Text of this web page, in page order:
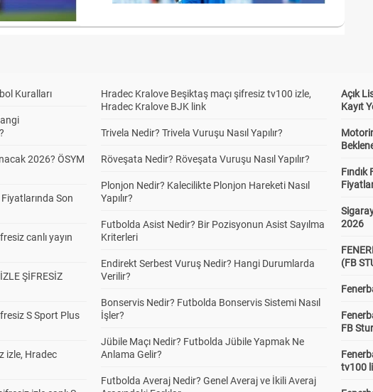
Kuralları
2026? ÖSYM
Son
canlı yayın
ŞİFRESİZ
S Sport Plus
izle, Hradec
Hradec Kralove Beşiktaş maçı şifresiz tv100 izle,
Hradec Kralove BJK link
Trivela Nedir? Trivela Vuruşu Nasıl Yapılır?
Röveşata Nedir? Röveşata Vuruşu Nasıl Yapılır?
Plonjon Nedir? Kalecilikte Plonjon Hareketi Nasıl
Yapılır?
Futbolda Asist Nedir? Bir Pozisyonun Asist Sayılma
Kriterleri
Endirekt Serbest Vuruş Nedir? Hangi Durumlarda
Verilir?
Bonservis Nedir? Futbolda Bonservis Sistemi Nasıl
İşler?
Jübile Maçı Nedir? Futbolda Jübile Yapmak Ne
Anlama Gelir?
Futbolda Averaj Nedir? Genel Averaj ve İkili Averaj
Açık
Kayıt
Fındık
2026
(FB
FB
tv100